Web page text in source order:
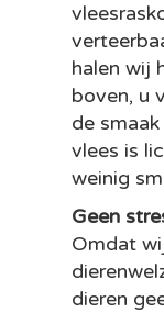
halen wij
boven, u
de
vlees is
weinig
Geen
Omdat
dieren